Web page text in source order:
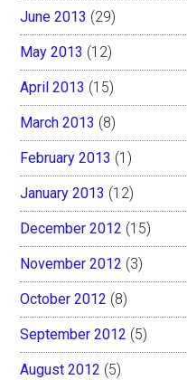
June 2013 (29)
May 2013 (12)
April 2013 (15)
March 2013 (8)
February 2013 (1)
January 2013 (12)
December 2012 (15)
November 2012 (3)
October 2012 (8)
September 2012 (5)
August 2012 (5)